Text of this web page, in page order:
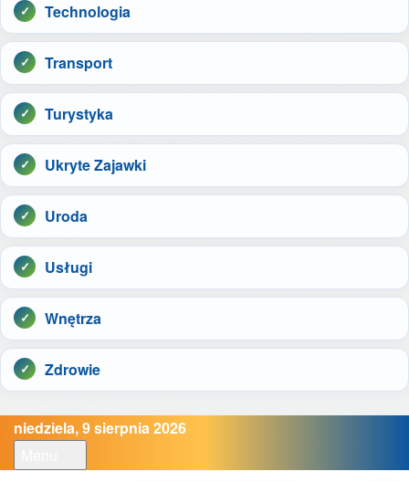
Technologia
Transport
Turystyka
Ukryte Zajawki
Uroda
Usługi
Wnętrza
Zdrowie
niedziela, 9 sierpnia 2026